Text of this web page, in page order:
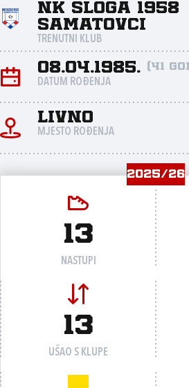
NK Sloga 1958
Samatovci
TRENUTNI KLUB
08.04.1985. (41
DATUM ROĐENJA
Livno
MJESTO ROĐENJA
2025/26
13
NASTUPI
13
UŠAO S KLUPE